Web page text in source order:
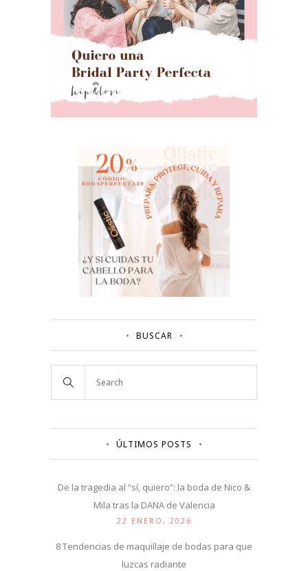
BUSCAR
ÚLTIMOS POSTS
De la tragedia al “sí, quiero”: la boda de Nico &
Mila tras la DANA de Valencia
22 ENERO, 2026
8 Tendencias de maquillaje de bodas para que
luzcas radiante